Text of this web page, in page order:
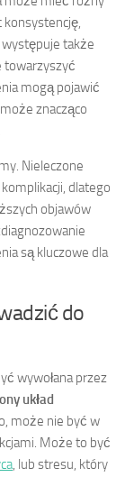
konsystencję,
także
towarzyszyć
mogą pojawić
może znacząco
Nieleczone
dlatego
objawów
są kluczowe dla
do
wywołana przez
układ
może nie być w
Może to być
, lub stresu, który